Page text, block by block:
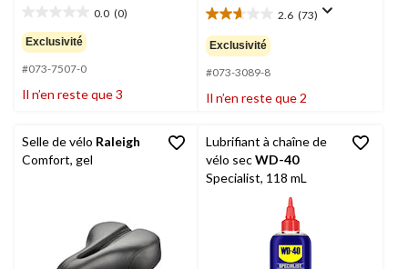
0.0 (0)
étoile(s)
sur
5.
Exclusivité
#073-7507-0
Il n’en reste que 3
2.6 (73)
2.6
étoile(s)
sur
5.
73
évaluations
Exclusivité
#073-3089-8
Il n’en reste que 2
Selle de vélo Raleigh
Comfort, gel
Lubrifiant à chaîne de
vélo secWD-40
Specialist, 118 mL